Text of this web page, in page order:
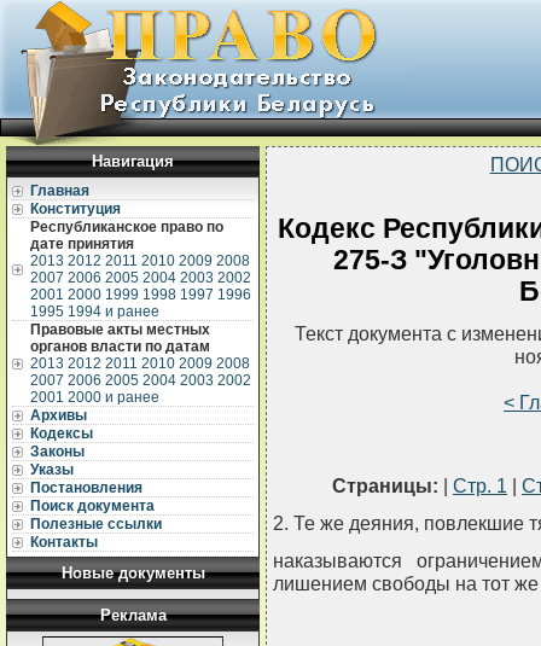
Навигация
Главная
Конституция
Республиканское право по
дате принятия
2013 2012 2011 2010 2009 2008
2007 2006 2005 2004 2003 2002
2001 2000 1999 1998 1997 1996
1995 1994 и ранее
Правовые акты местных
органов власти по датам
2013 2012 2011 2010 2009 2008
2007 2006 2005 2004 2003 2002
2001 2000 и ранее
Архивы
Кодексы
Законы
Указы
Постановления
Поиск документа
Полезные ссылки
Контакты
Новые документы
Реклама
Кодекс
275-З
Текст документа с
<
Страницы: | Стр. 1 |
2. Те же деяния, повлекшие
наказываются
лишением свободы на тот же